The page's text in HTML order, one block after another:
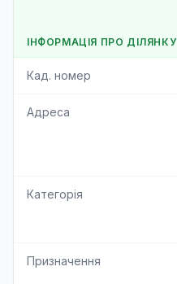
ІНФОРМАЦІЯ ПРО ДІЛЯНКУ
Кад. номер
Адреса
Категорія
Призначення